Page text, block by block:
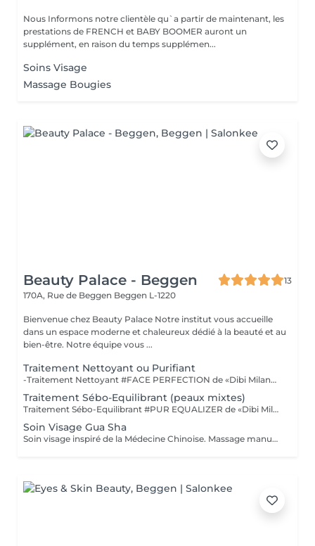
Nous Informons notre clientèle qu`a partir de maintenant, les
prestations de FRENCH et BABY BOOMER auront un
supplément, en raison du temps supplémen...
Soins Visage
Massage Bougies
Beauty Palace - Beggen
13
170A, Rue de Beggen Beggen L-1220
Bienvenue chez Beauty Palace Notre institut vous accueille
dans un espace moderne et chaleureux dédié à la beauté et au
bien-être. Notre équipe vous ...
Traitement Nettoyant ou Purifiant
-Traitement Nettoyant #FACE PERFECTION de «Dibi Milano» est un soin simple nettoyant. «SOIN STARTER» à faire avant une cure intensive, premier traitement idéal pour préparer la peau, lors duquel nous ferons une analyse complète des besoins de l'épiderme. POUR TOUTES LES PEAUX DE TOUT ÂGE "BEST SELLER DES ADOLESCENTS" -Traitement Purifiant #PUR EQUALIZER de «Dibi Milano»purifie la peau en la libérant des impuretés et en régulant l'équilibre de la flore microbienne. Il atténue les manifestations d'inflammation et les gonflements de la peau à tendance acnéique, nettoie les pores obstrués, prévient leur formation et aide à éliminer l'excès de sébum ainsi que les cellules mortes. (Masque Boue) POUR LES PEAUX ACNEIQUES
Traitement Sébo-Equilibrant (peaux mixtes)
Traitement Sébo-Equilibrant #PUR EQUALIZER de «Dibi Milano» grâce aux performances de ses principes actifs innovants, il est en mesure de régulariser l'excès de sébum, en procurant un effet matifiant et en réduisant visiblement les pores dilatés, le grain de peau est affiné. Ce soin aide à matifier la peau tout en la maintenant hydratée et protégée. (Masque bio-cellulose) POUR LES PEAUX MIXTES À GRASSES
Soin Visage Gua Sha
Soin visage inspiré de la Médecine Chinoise. Massage manuel et avec les « Gua Sha » effet drainant qui agit sur les énergies, pour évacuer les toxines et stimuler la micro-circulation. *Décongestionne *Apaise *Lift